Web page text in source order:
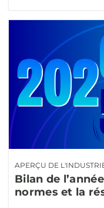
APERÇU DE
Bilan de
normes et la